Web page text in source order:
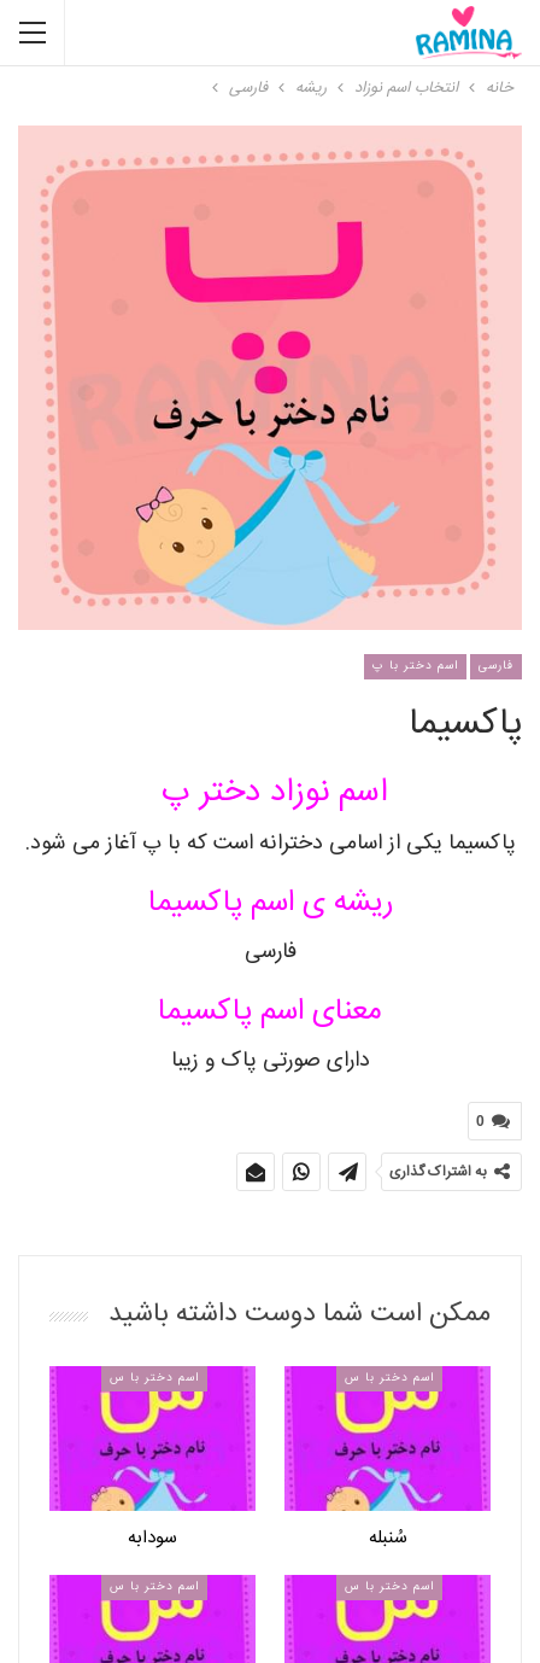
خانه انتخاب اسم نوزاد ریشه فارسی
فارسی اسم دختر با پ
پاکسیما
اسم نوزاد دختر پ
پاکسیما یکی از اسامی دخترانه است که با پ آغاز می شود.
ریشه ی اسم پاکسیما
فارسی
معنای اسم پاکسیما
دارای صورتی پاک و زیبا
0
به اشتراک گذاری
ممکن است شما دوست داشته باشید
اسم دختر با س
سُنبله
اسم دختر با س
سودابه
اسم دختر با س اسم دختر با س